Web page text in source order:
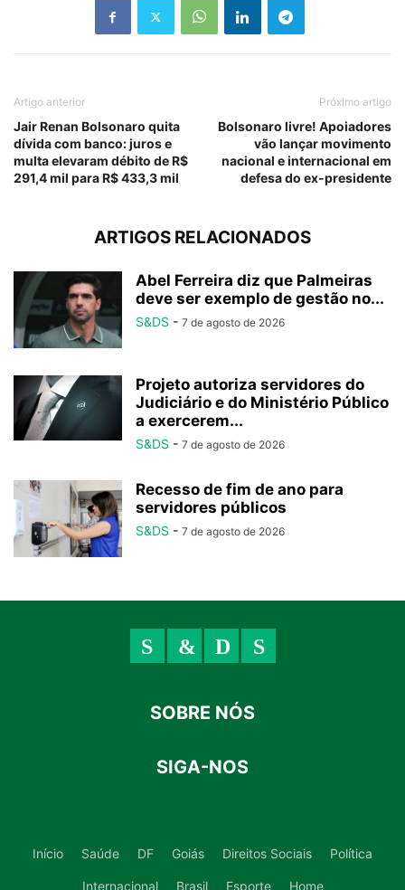
Artigo anterior
Jair Renan Bolsonaro quita
dívida com banco: juros e
multa elevaram débito de R$
291,4 mil para R$ 433,3 mil
Próximo artigo
Bolsonaro livre! Apoiadores
vão lançar movimento
nacional e internacional em
defesa do ex-presidente
ARTIGOS RELACIONADOS
Abel Ferreira diz que Palmeiras
deve ser exemplo de gestão no...
S&DS - 7 de agosto de 2026
Projeto autoriza servidores do
Judiciário e do Ministério Público
a exercerem...
S&DS - 7 de agosto de 2026
Recesso de fim de ano para
servidores públicos
S&DS - 7 de agosto de 2026
SOBRE NÓS
SIGA-NOS
Início Saúde DF Goiás Direitos Sociais Política
Internacional Brasil Esporte Home